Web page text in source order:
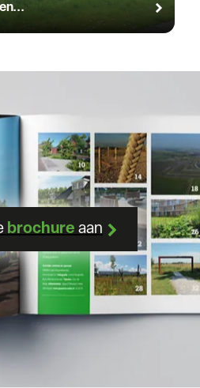
brochure aan